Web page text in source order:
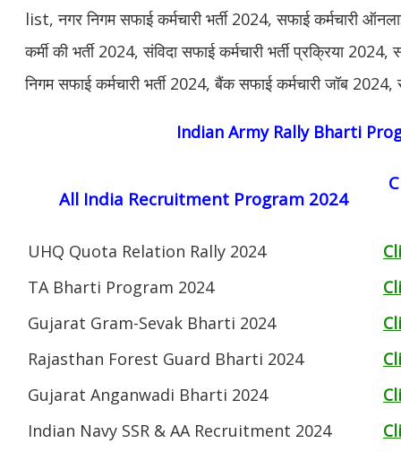
list, नगर निगम सफाई कर्मचारी भर्ती 2024, सफाई कर्मचारी
कर्मी की भर्ती 2024, संविदा सफाई कर्मचारी भर्ती प्रक्रिया
निगम सफाई कर्मचारी भर्ती 2024, बैंक सफाई कर्मचारी जॉब
Indian Army Rally Bharti
All India Recruitment Program 2024
UHQ Quota Relation Rally 2024
TA Bharti Program 2024
Gujarat Gram-Sevak Bharti 2024
Rajasthan Forest Guard Bharti 2024
Gujarat Anganwadi Bharti 2024
Indian Navy SSR & AA Recruitment 2024